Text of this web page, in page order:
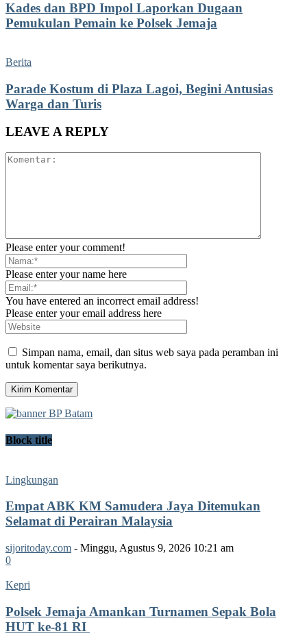
Kades dan BPD Impol Laporkan Dugaan
Pemukulan Pemain ke Polsek Jemaja
Berita
Parade Kostum di Plaza Lagoi, Begini Antusias
Warga dan Turis
LEAVE A REPLY
Please enter your comment!
Please enter your name here
You have entered an incorrect email address!
Please enter your email address here
Simpan nama, email, dan situs web saya pada peramban ini
untuk komentar saya berikutnya.
Block title
Lingkungan
Empat ABK KM Samudera Jaya Ditemukan
Selamat di Perairan Malaysia
sijoritoday.com - Minggu, Agustus 9, 2026 10:21 am
0
Kepri
Polsek Jemaja Amankan Turnamen Sepak Bola
HUT ke-81 RI ‎